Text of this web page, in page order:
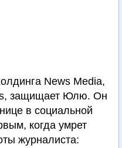
News Media,
защищает Юлю. Он
в социальной
когда умрет
журналиста: